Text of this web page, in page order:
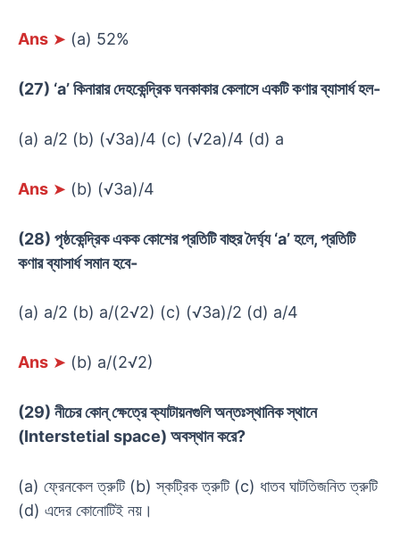
Ans ➤ (a) 52%
(27) ‘a’ কিনারার দেহকেন্দ্রিক ঘনকাকার কেলাসে একটি কণার ব্যাসার্ধ হল-
(a) a/2 (b) (√3a)/4 (c) (√2a)/4 (d) a
Ans ➤ (b) (√3a)/4
(28) পৃষ্ঠকেন্দ্রিক একক কোশের প্রতিটি বাহুর দৈর্ঘ্য ‘a’ হলে, প্রতিটি
কণার ব্যাসার্ধ সমান হবে-
(a) a/2 (b) a/(2√2) (c) (√3a)/2 (d) a/4
Ans ➤ (b) a/(2√2)
(29) নীচের কোন্ ক্ষেত্রে ক্যাটায়নগুলি অন্তঃস্থানিক স্থানে
(Interstetial space) অবস্থান করে?
(a) ফ্রেনকেল ত্রুটি (b) স্কট্রিক ত্রুটি (c) ধাতব ঘাটতিজনিত ত্রুটি
(d) এদের কোনোটিই নয়।